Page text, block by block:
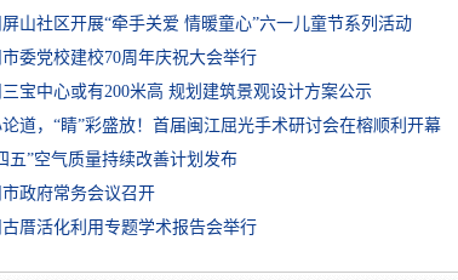
山社区开展“牵手关爱 情暖童心”六一儿童节系列活动
委党校建校70周年庆祝大会举行
宝中心或有200米高 规划建筑景观设计方案公示
论道，“睛”彩盛放！首届闽江屈光手术研讨会在榕顺利开幕
五”空气质量持续改善计划发布
政府常务会议召开
厝活化利用专题学术报告会举行